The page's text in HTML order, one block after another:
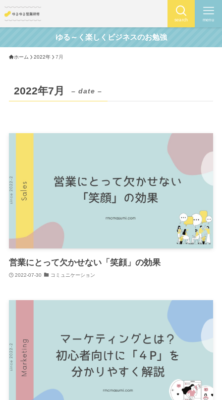
search menu
ゆる～く楽しくビジネスのお勉強
ホーム 2022年 7月
2022年7月 – date –
営業にとって欠かせない「笑顔」の効果
2022-07-30 コミュニケーション